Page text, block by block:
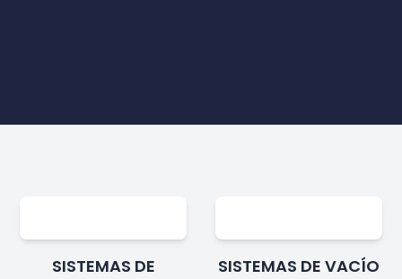
SISTEMAS DE
SISTEMAS DE VACÍO